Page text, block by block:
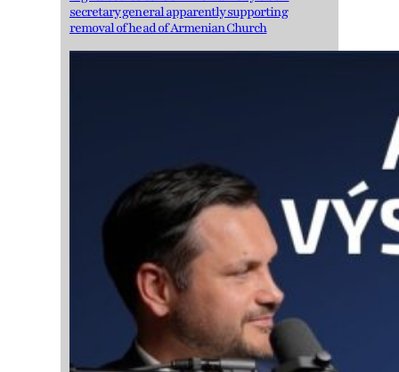
secretary general apparently supporting
removal of head of Armenian Church